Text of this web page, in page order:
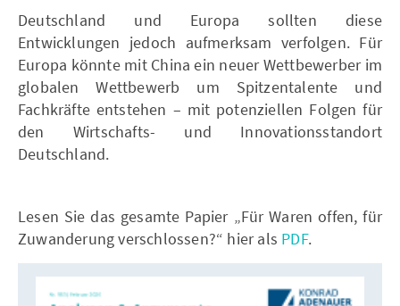
Deutschland und Europa sollten diese
Entwicklungen jedoch aufmerksam verfolgen. Für
Europa könnte mit China ein neuer Wettbewerber im
globalen Wettbewerb um Spitzentalente und
Fachkräfte entstehen – mit potenziellen Folgen für
den Wirtschafts- und Innovationsstandort
Deutschland.
Lesen Sie das gesamte Papier „Für Waren offen, für
Zuwanderung verschlossen?“ hier als PDF.